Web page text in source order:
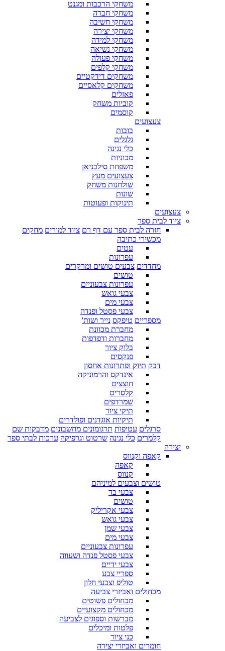
משחקי הרכבות ומגנט
משחקי חברה
משחקי חשיבה
משחקי יצירה
משחקי למידה
משחקי נשיאה
משחקי פעולה
משחקי קלפים
משחקים דידקטיים
משחקים קלאסיים
פאזלים
קוביות משחק
קוסמים
צעצועים
בובות
גלגלים
כלי נגינה
מכוניות
משפחת סילבניאן
צעצועים מעץ
שולחנות משחק
שונות
תינוקות ופעוטות
צעצועים
ציוד לבית ספר
חזרה לבית ספר עם דף רם ציוד למורים מחקים
מכשירי כתיבה
עטים
עפרונות
מחדדים צבעים טושים ומרקרים
טושים
עפרונות צבעוניים
צבעי גואש
צבעי מים
צבעי פסטל ופנדה
מספריים טיפקס נייר ושות'
מחברת מכוונת
מחברות ודפדפות
בלוק ציור
פנקסים
דבק תיוק ופתרונות אחסון
אינדקס והרמוניקה
חוצצים
קלסרים
שמרדפים
תיקי ציור
תיקיות אוגדנים ופולדרים
סרגלים עטיפות תרגומונים מחשבונים מדבקות שם
קלמרים כלי נגינה שרטוט וגרפיקה ערכות לבתי ספר
יצירה
קאפה וקנווס
קאפה
קנווס
טושים וצבעים למיניהם
צבעי בד
טושים
צבעי אקריליק
צבעי גואש
צבעי שמן
צבעי מים
עפרונות צבעוניים
צבעי פסטל פנדה ושעווה
צבעי ידיים
ספריי צבע
טוליפ וצבעי חלון
מכחולים ואביזרי צביעה
מכחולים פשוטים
מכחולים מקצועיים
מברשות וספוגים לצביעה
פלטות ומיכלים
כני ציור
חומרים ואביזרי יצירה